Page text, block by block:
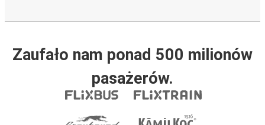
Zaufało nam ponad 500 milionów
pasażerów.